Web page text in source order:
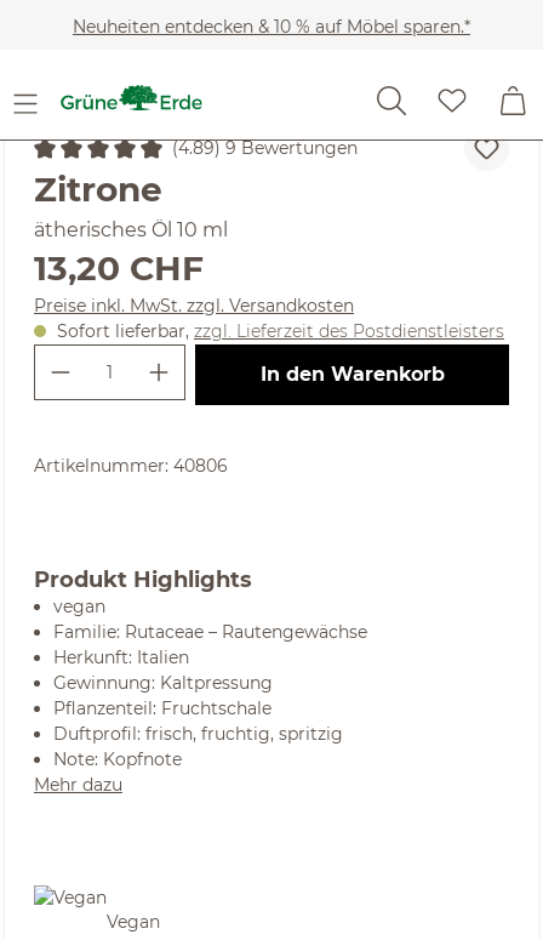
Zum Hauptinhalt springen
Neuheiten entdecken & 10 % auf Möbel sparen.*
Kosmetik Regeneration & Entspannung Ätherische
Durchschnittliche Bewertung von 4.89 von 5 Sternen
(4.89) 9 Bewertungen
Zitrone
ätherisches Öl 10 ml
Regulärer Preis:
13,20 CHF
Preise inkl. MwSt. zzgl. Versandkosten
Sofort lieferbar, zzgl. Lieferzeit des Postdienstleisters
Produkt Anzahl: Gib den
In den Warenkorb
Artikelnummer: 40806
Produkt Highlights
vegan
Familie: Rutaceae – Rautengewächse
Herkunft: Italien
Gewinnung: Kaltpressung
Pflanzenteil: Fruchtschale
Duftprofil: frisch, fruchtig, spritzig
Note: Kopfnote
Mehr dazu
Vegan